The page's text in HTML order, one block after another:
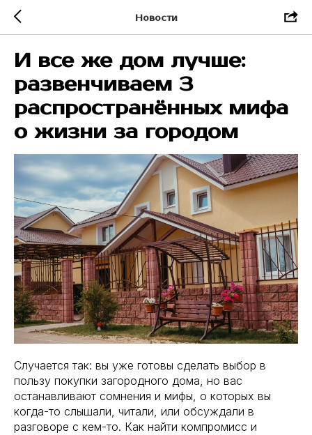
Новости
И все же дом лучше:
развенчиваем 3
распространённых мифа
о жизни за городом
Случается так: вы уже готовы сделать выбор в
пользу покупки загородного дома, но вас
останавливают сомнения и мифы, о которых вы
когда-то слышали, читали, или обсуждали в
разговоре с кем-то. Как найти компромисс и